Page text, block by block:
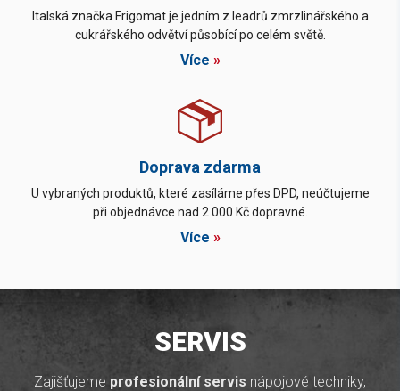
Italská značka Frigomat je jedním z leadrů zmrzlinářského a
cukrářského odvětví působící po celém světě.
Více »
Doprava zdarma
U vybraných produktů, které zasíláme přes DPD, neúčtujeme
při objednávce nad 2 000 Kč dopravné.
Více »
SERVIS
Zajišťujeme profesionální servis nápojové techniky,